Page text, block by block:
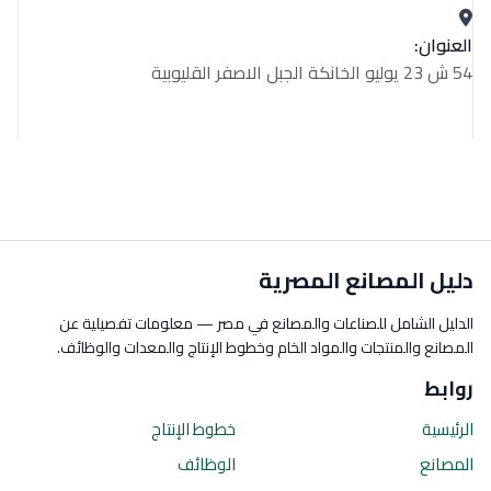
العنوان:
54 ش 23 يوليو الخانكة الجبل الاصفر القليوبية
دليل المصانع المصرية
الدليل الشامل للصناعات والمصانع في مصر — معلومات تفصيلية عن
المصانع والمنتجات والمواد الخام وخطوط الإنتاج والمعدات والوظائف.
روابط
الرئيسية
المصانع
خطوط الإنتاج
الوظائف